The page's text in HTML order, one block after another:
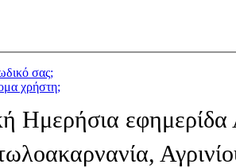
σας;
χρήστη;
Ημερήσια εφημερίδα